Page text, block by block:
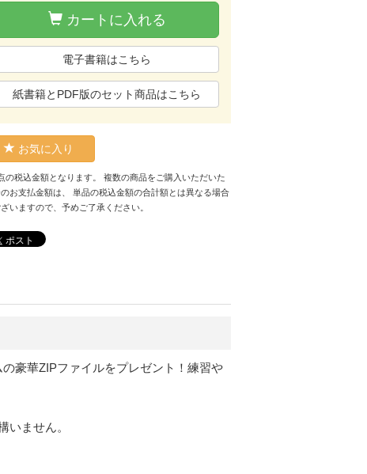
カートに入れる
電子書籍はこちら
紙書籍とPDF版のセット商品はこちら
お気に入り
の税込金額となります。 複数の商品をご購入いただいた
お支払金額は、 単品の税込金額の合計額とは異なる場合
いますので、予めご了承ください。
ポスト
豪華ZIPファイルをプレゼント！練習や
いません。